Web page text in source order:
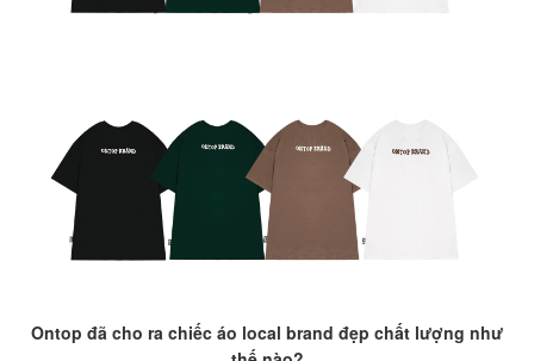
Ontop đã cho ra chiếc áo local brand đẹp chất lượng như